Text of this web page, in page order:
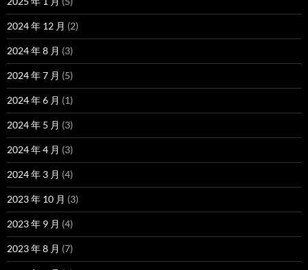
2024 年 12 月 (2)
2024 年 8 月 (3)
2024 年 7 月 (5)
2024 年 6 月 (1)
2024 年 5 月 (3)
2024 年 4 月 (3)
2024 年 3 月 (4)
2023 年 10 月 (3)
2023 年 9 月 (4)
2023 年 8 月 (7)